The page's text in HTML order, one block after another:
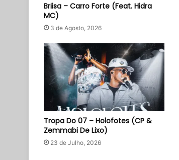
Briisa – Carro Forte (Feat. Hidra
MC)
3 de Agosto, 2026
Tropa Do 07 – Holofotes (CP &
Zemmabi De Lixo)
23 de Julho, 2026